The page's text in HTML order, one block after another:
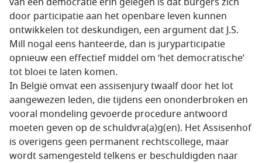
door participatie aan het openbare leven kunnen
ontwikkelen tot deskundigen, een argument dat J.S.
Mill nogal eens hanteerde, dan is juryparticipatie
opnieuw een effectief middel om ‘het democratische’
tot bloei te laten komen.
In België omvat een assisenjury twaalf door het lot
aangewezen leden, die tijdens een ononderbroken en
vooral mondeling gevoerde procedure antwoord
moeten geven op de schuldvra(a)g(en). Het Assisenhof
is overigens geen permanent rechtscollege, maar
wordt samengesteld telkens er beschuldigden naar